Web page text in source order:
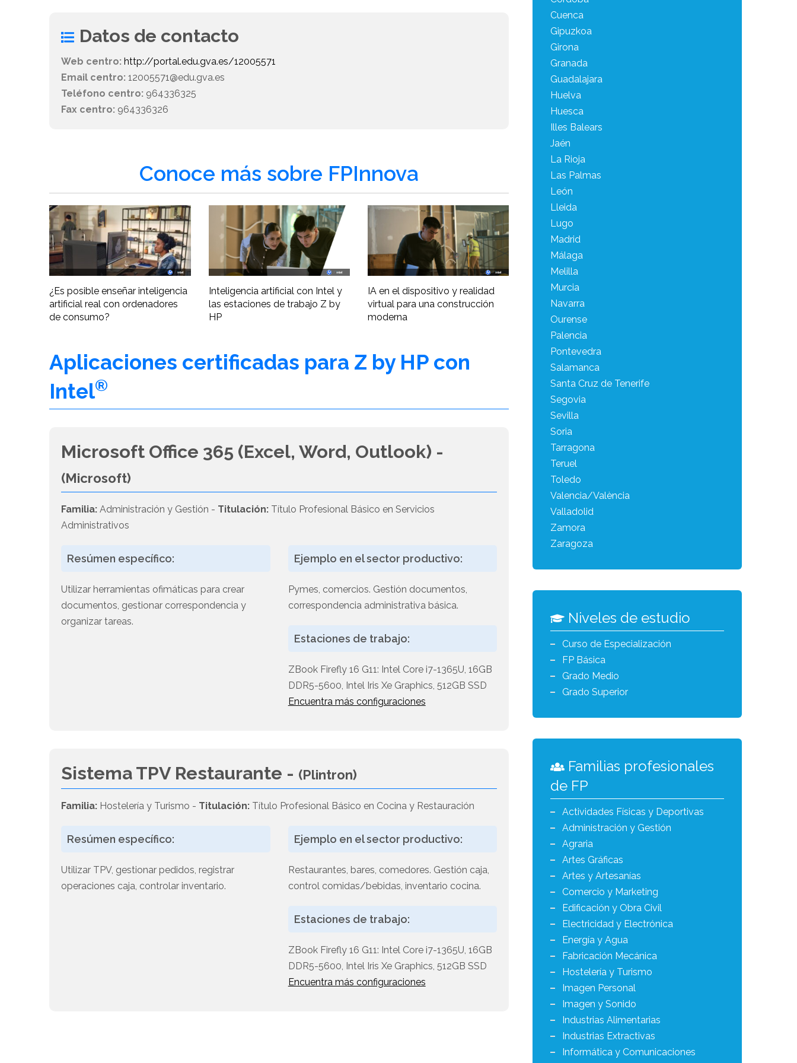
Datos de contacto
Web centro: http://portal.edu.gva.es/12005571
Email centro: 12005571@edu.gva.es
Teléfono centro: 964336325
Fax centro: 964336326
Conoce más sobre FPInnova
¿Es posible enseñar inteligencia
artificial real con ordenadores
de consumo?
Inteligencia artificial con Intel y
las estaciones de trabajo Z by
HP
IA en el dispositivo y realidad
virtual para una construcción
moderna
Aplicaciones certificadas para Z by HP con
Intel®
Microsoft Office 365 (Excel, Word, Outlook) -
(Microsoft)
Familia: Administración y Gestión - Titulación: Título Profesional Básico en Servicios
Administrativos
Resúmen específico:
Utilizar herramientas ofimáticas para crear
documentos, gestionar correspondencia y
organizar tareas.
Ejemplo en el sector productivo:
Pymes, comercios. Gestión documentos,
correspondencia administrativa básica.
Estaciones de trabajo:
ZBook Firefly 16 G11: Intel Core i7-1365U, 16GB
DDR5-5600, Intel Iris Xe Graphics, 512GB SSD
Encuentra más configuraciones
Sistema TPV Restaurante - (Plintron)
Familia: Hostelería y Turismo - Titulación: Título Profesional Básico en Cocina y Restauración
Resúmen específico:
Utilizar TPV, gestionar pedidos, registrar
operaciones caja, controlar inventario.
Ejemplo en el sector productivo:
Restaurantes, bares, comedores. Gestión caja,
control comidas/bebidas, inventario cocina.
Estaciones de trabajo:
ZBook Firefly 16 G11: Intel Core i7-1365U, 16GB
DDR5-5600, Intel Iris Xe Graphics, 512GB SSD
Encuentra más configuraciones
Cuenca
Gipuzkoa
Girona
Granada
Guadalajara
Huelva
Huesca
Illes Balears
Jaén
La Rioja
Las Palmas
León
Lleida
Lugo
Madrid
Málaga
Melilla
Murcia
Navarra
Ourense
Palencia
Pontevedra
Salamanca
Santa Cruz de Tenerife
Segovia
Sevilla
Soria
Tarragona
Teruel
Toledo
Valencia/València
Valladolid
Zamora
Zaragoza
Niveles de estudio
Curso de Especialización
FP Básica
Grado Medio
Grado Superior
Familias profesionales
de FP
Actividades Físicas y Deportivas
Administración y Gestión
Agraria
Artes Gráficas
Artes y Artesanías
Comercio y Marketing
Edificación y Obra Civil
Electricidad y Electrónica
Energía y Agua
Fabricación Mecánica
Hostelería y Turismo
Imagen Personal
Imagen y Sonido
Industrias Alimentarias
Industrias Extractivas
Informática y Comunicaciones